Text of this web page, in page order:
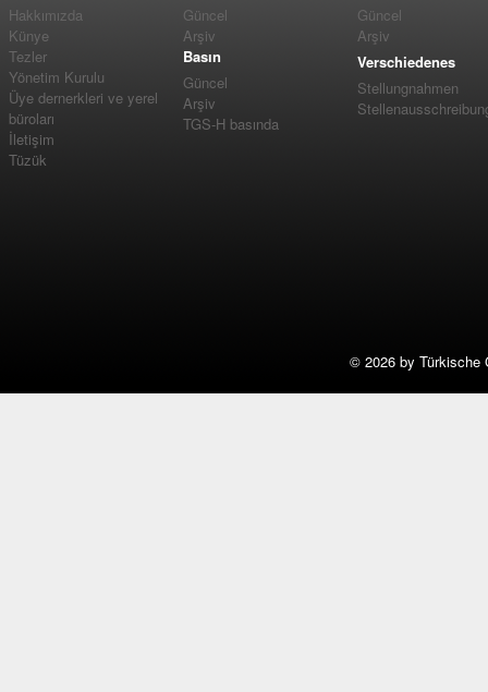
Hakkımızda
Künye
Tezler
Yönetim Kurulu
Üye dernerkleri ve yerel
büroları
İletişim
Tüzük
Güncel
Arşiv
Basın
Güncel
Arşiv
TGS-H basında
Güncel
Arşiv
Verschiedenes
Stellungnahmen
© 2026 by Türkische